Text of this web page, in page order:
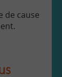
de cause